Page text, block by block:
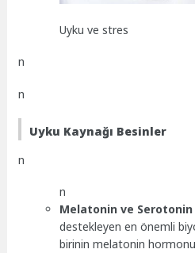
Uyku ve stres
n
n
Uyku Kaynağı Besinler
n
n
Melatonin ve Serotonin
destekleyen en önemli
birinin melatonin